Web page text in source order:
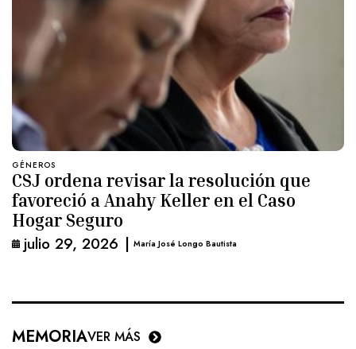
GÉNEROS
CSJ ordena revisar la resolución que
favoreció a Anahy Keller en el Caso
Hogar Seguro
julio 29, 2026 | María José Longo Bautista
MEMORIAVER MÁS